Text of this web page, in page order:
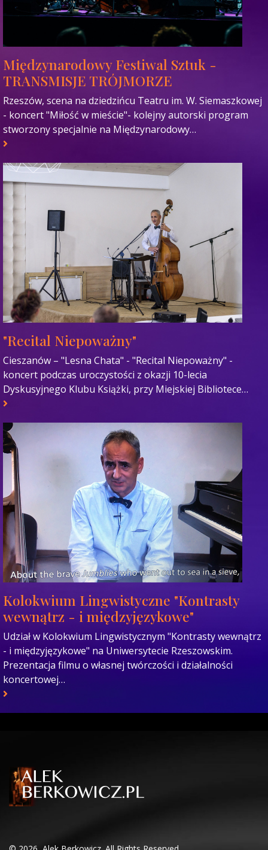
Międzynarodowy Festiwal Sztuk -
TRANSMISJE TRÓJMORZE
Rzeszów, scena na dziedzińcu Teatru im. W. Siemaszkowej
- koncert "Miłość w mieście"- kolejny autorski program
stworzony specjalnie na Międzynarodowy…
"Recital Niepoważny"
Cieszanów – "Lesna Chata" - "Recital Niepoważny" -
koncert podczas uroczystości z okazji 10-lecia
Dyskusyjnego Klubu Książki, przy Miejskiej Bibliotece…
Kolokwium Lingwistyczne "Kontrasty
wewnątrz - i międzyjęzykowe"
Udział w Kolokwium Lingwistycznym "Kontrasty wewnątrz
- i międzyjęzykowe" na Uniwersytecie Rzeszowskim.
Prezentacja filmu o własnej twórczości i działalności
koncertowej…